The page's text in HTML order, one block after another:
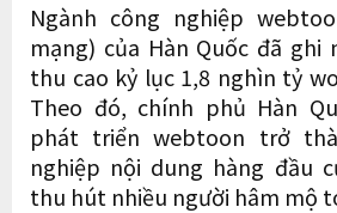
Ngành công nghiệp
mạng) của Hàn Quốc đã ghi
thu cao kỷ lục 1,8 nghìn tỷ
Theo đó, chính phủ Hàn
phát triển webtoon trở
nghiệp nội dung hàng đầu
thu hút nhiều người hâm mộ